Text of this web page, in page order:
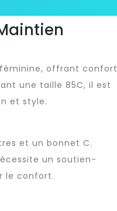
offrant confort
une taille 85C, il est
et style.
et un bonnet C.
un soutien-
le confort.